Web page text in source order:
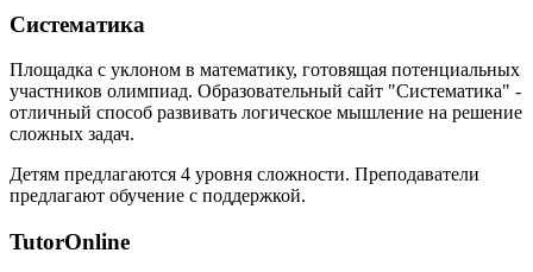
Систематика
Площадка с уклоном в математику, готовящая потенциальных
участников олимпиад. Образовательный сайт "Систематика" -
отличный способ развивать логическое мышление на решение
сложных задач.
Детям предлагаются 4 уровня сложности. Преподаватели
предлагают обучение с поддержкой.
TutorOnline